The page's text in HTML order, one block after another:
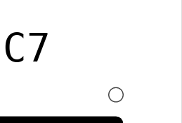
C7